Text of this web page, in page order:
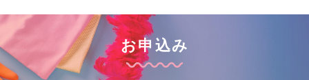
お申込み